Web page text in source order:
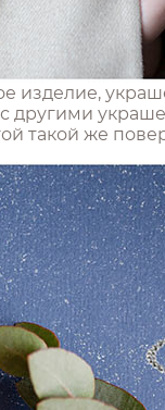
изделие,
такой же